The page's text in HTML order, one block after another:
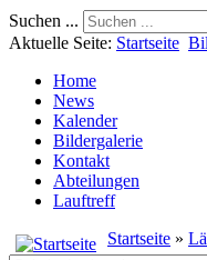
Suchen ...
Aktuelle Seite: Startseite
Home
News
Kalender
Bildergalerie
Kontakt
Abteilungen
Lauftreff
Startseite »